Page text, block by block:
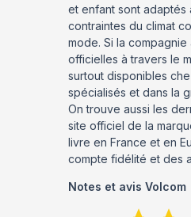
et enfant sont adaptés
contraintes du climat
mode. Si la
officielles à travers le
surtout disponibles
spécialisés et dans la
On trouve aussi les
site officiel de la
livre en France et en
compte fidélité et des
Notes et avis Volcom